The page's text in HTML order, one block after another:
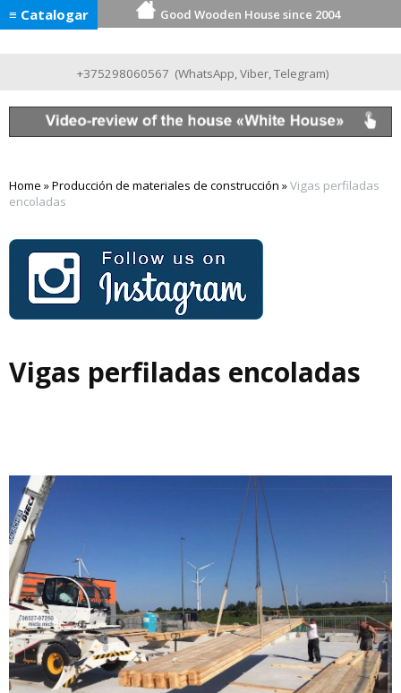
≡ Catalogar Good Wooden House since 2004
+375298060567 (WhatsApp,Viber,Telegram)
Home »Producción de materiales de construcción »Vigas perfiladas
encoladas
Vigas perfiladas encoladas